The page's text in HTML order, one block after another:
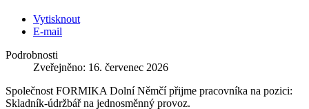
Vytisknout
E-mail
Podrobnosti
Zveřejněno: 16. červenec 2026
Společnost FORMIKA Dolní Němčí přijme pracovníka na pozici:
Skladník-údržbář na jednosměnný provoz.